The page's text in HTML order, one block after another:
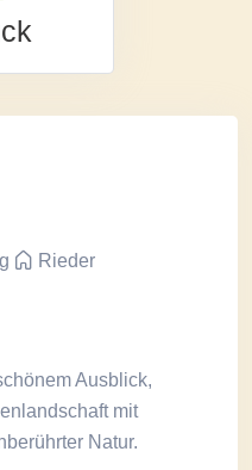
Rieder
Ausblick,
mit
Natur.